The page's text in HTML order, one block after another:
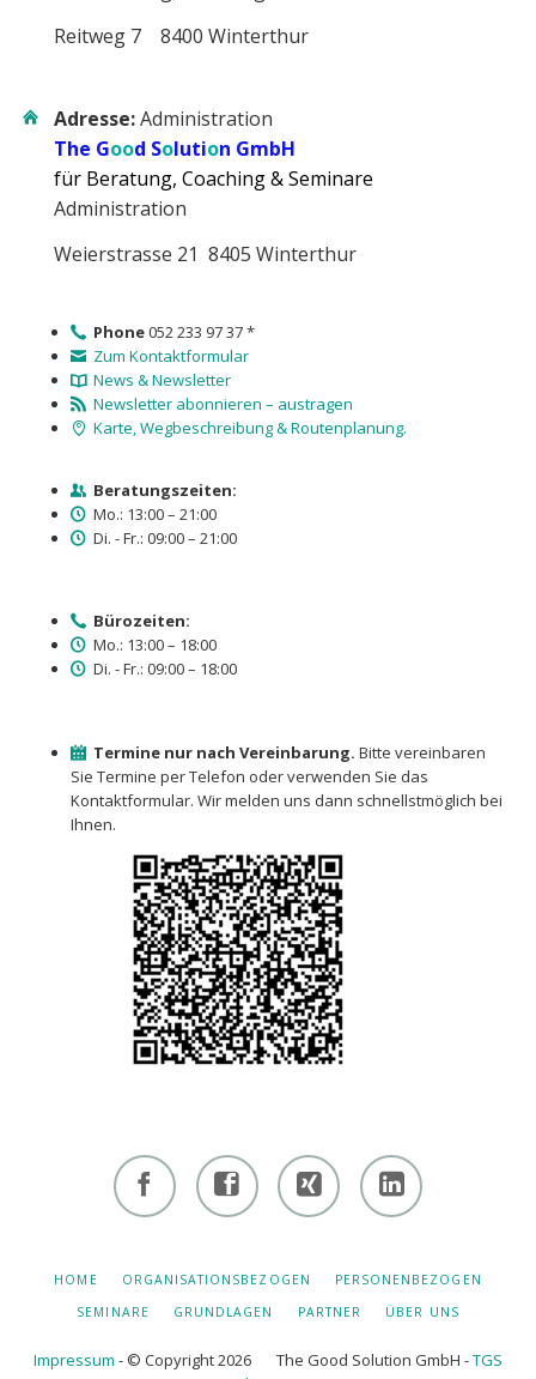
Reitweg 7 8400 Winterthur
Adresse:Administration
The Good Solution GmbH
für Beratung, Coaching & Seminare
Administration
Weierstrasse 21 8405 Winterthur
Phone052 233 97 37 *
Zum Kontaktformular
News & Newsletter
Newsletter abonnieren – austragen
Karte, Wegbeschreibung & Routenplanung.
Beratungszeiten:
Mo.: 13:00 – 21:00
Di. - Fr.: 09:00 – 21:00
Bürozeiten:
Mo.: 13:00 – 18:00
Di. - Fr.: 09:00 – 18:00
Termine nur nach Vereinbarung. Bitte vereinbaren
Sie Termine per Telefon oder verwenden Sie das
Kontaktformular. Wir melden uns dann schnellstmöglich bei
Ihnen.
zentrum
zentrum
Hiltebrand Hiltebrand
NAVIGATION
HOME ORGANISATIONSBEZOGEN
PERSONENBEZOGEN
SEMINARE
GRUNDLAGEN PARTNER ÜBER UNS
Impressum - © Copyright 2026 The Good Solution GmbH -TGS